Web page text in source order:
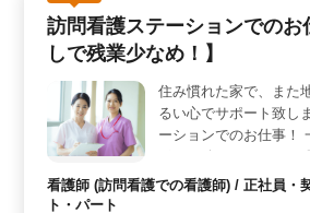
か。バイタルチェックや入浴介助など
活に密着した看護業務を通じて、経験
る環境です。 ＜勤務条件＆待遇＞
す。柔軟な働き方が叶います。年収
いう魅力的な給与水準や、実費支給
遇面も充実しています。働きながら
ます。 ＜地域貢献＆活気ある職場
問看護は地域の高齢者やその家族に
なります。職場は活気に溢れ、地域社
訪問看護ステーションでのお
しで残業少なめ！】
住み慣れた家で、また
るい心でサポート致し
ーションでのお仕事！
って頂きます！ ◯業務
看護師 (訪問看護での看護師) / 正社員・
ト・パート